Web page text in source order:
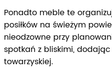
Ponadto meble te
posiłków na świeżym
nieodzowne przy
spotkań z bliskimi,
towarzyskiej.